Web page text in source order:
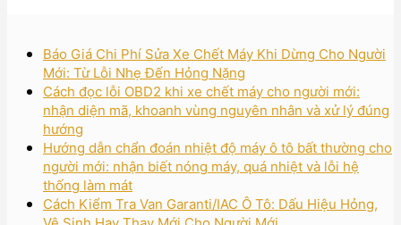
Báo Giá Chi Phí Sửa Xe Chết Máy Khi Dừng Cho Người
Mới: Từ Lỗi Nhẹ Đến Hỏng Nặng
Cách đọc lỗi OBD2 khi xe chết máy cho người mới:
nhận diện mã, khoanh vùng nguyên nhân và xử lý đúng
hướng
Hướng dẫn chẩn đoán nhiệt độ máy ô tô bất thường cho
người mới: nhận biết nóng máy, quá nhiệt và lỗi hệ
thống làm mát
Cách Kiểm Tra Van Garanti/IAC Ô Tô: Dấu Hiệu Hỏng,